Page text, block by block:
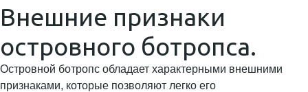
Внешние признаки
островного ботропса.
Островной ботропс обладает характерными внешними
признаками, которые позволяют легко его